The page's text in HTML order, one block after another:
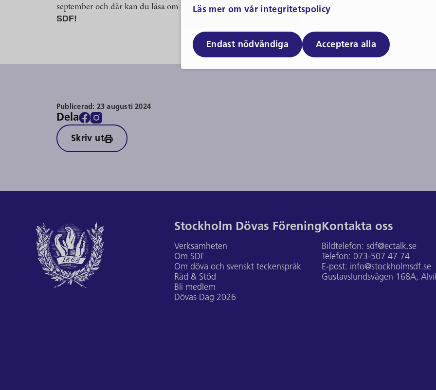
september och där kan du läsa om vad som skett och höstens program.Välkommen till hösten med
SDF!
Publicerad: 23 augusti 2024
Dela
Skriv ut
Stockholm Dövas Förening
Verksamheten
Om SDF
Om döva och svenskt teckenspråk
Råd & Stöd
Bli medlem
Dövas Dag 2026
Kontakta oss
Bildtelefon:sdf@ectalk.se
Telefon: 073-507 47 74
E-post: info@stockholmsdf.se
Gustavslundsvägen 168A,
Läs mer om vår integritetspolicy
Endast nödvändiga Acceptera alla